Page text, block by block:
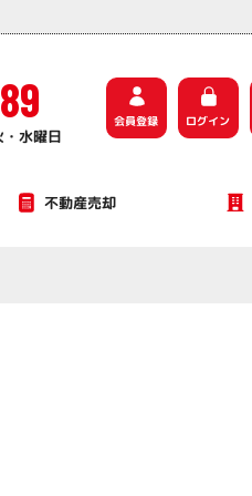
水曜日
会員登録 ログイン
不動産売却